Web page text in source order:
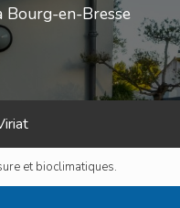
Bourg-en-Bresse
et bioclimatiques.